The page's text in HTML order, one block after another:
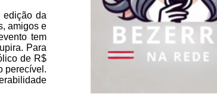
edição da
amigos e
tem
Para
de R$
perecível.